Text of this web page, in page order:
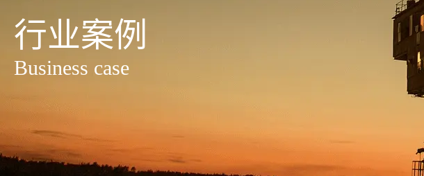
多功能工业三维扫描仪
靶杆
行业案例
Business case